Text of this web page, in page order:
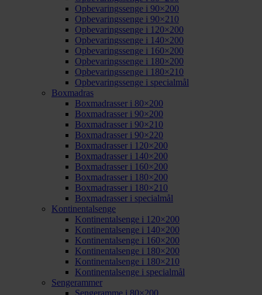
Opbevaringssenge i 90×200
Opbevaringssenge i 90×210
Opbevaringssenge i 120×200
Opbevaringssenge i 140×200
Opbevaringssenge i 160×200
Opbevaringssenge i 180×200
Opbevaringssenge i 180×210
Opbevaringssenge i specialmål
Boxmadras
Boxmadrasser i 80×200
Boxmadrasser i 90×200
Boxmadrasser i 90×210
Boxmadrasser i 90×220
Boxmadrasser i 120×200
Boxmadrasser i 140×200
Boxmadrasser i 160×200
Boxmadrasser i 180×200
Boxmadrasser i 180×210
Boxmadrasser i specialmål
Kontinentalsenge
Kontinentalsenge i 120×200
Kontinentalsenge i 140×200
Kontinentalsenge i 160×200
Kontinentalsenge i 180×200
Kontinentalsenge i 180×210
Kontinentalsenge i specialmål
Sengerammer
Sengeramme i 80×200